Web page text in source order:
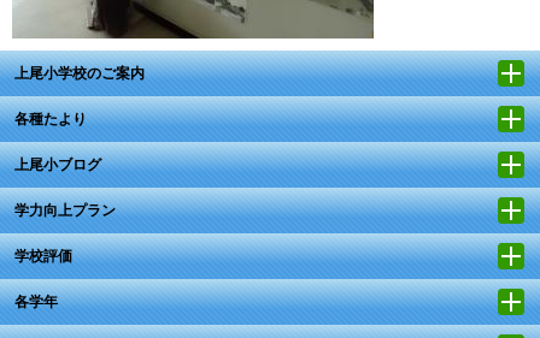
上尾小学校のご案内
各種たより
上尾小ブログ
学力向上プラン
学校評価
各学年